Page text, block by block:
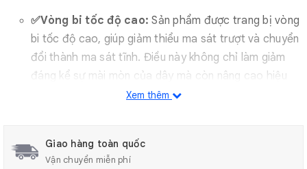
✅Vòng bi tốc độ cao:Sản phẩm được trang bị vòng
bi tốc độ cao, giúp giảm thiểu ma sát trượt và chuyển
đổi thành ma sát tĩnh. Điều này không chỉ làm giảm
đáng kể sự mài mòn của dây mà còn nâng cao hiệu
quả dẫn hướng, đảm bảo quá trình vận hành trơn tru
✅Sự chính xác cao:Bề mặt con lăn được làm từ
gốm sứ chính xác, mang lại độ bền vượt trội và khả
Xem thêm
Giao hàng toàn quốc
Vận chuyển miễn phí